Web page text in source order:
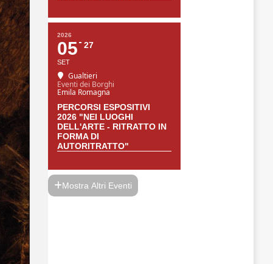
2026
05
SET
27
Gualtieri
Eventi dei Borghi
Emila Romagna
PERCORSI ESPOSITIVI
2026 "NEI LUOGHI
DELL'ARTE - RITRATTO IN
FORMA DI
AUTORITRATTO"
Mostra Altri Eventi